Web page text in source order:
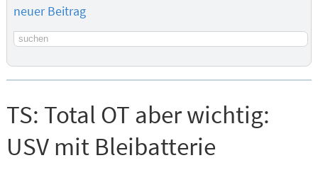
neuer Beitrag
Suchbegriff
TS: Total OT aber wichtig:
USV mit Bleibatterie